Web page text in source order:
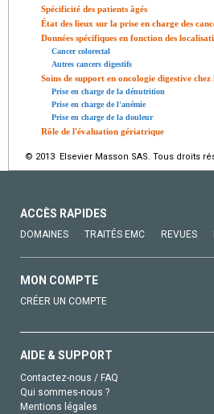
Spécificité des patients âgés
État des lieux sur la prise en charge des
Données spécifiques en fonction des
Cancer colorectal
Autres cancers digestifs
Soins de support en oncologie digestive
Prise en charge de la dénutrition
Prise en charge de l'anémie
Prise en charge de la douleur
Rôle de l'évaluation gériatrique
© 2013 Elsevier Masson SAS. Tous droits
ACCÈS RAPIDES
DOMAINES TRAITÉS EMC REVUES
MON COMPTE
CRÉER UN COMPTE
AIDE & SUPPORT
Contactez-nous / FAQ
Qui sommes-nous ?
Mentions légales